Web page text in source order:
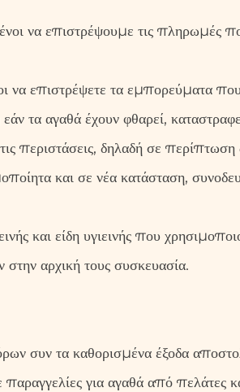
να επιστρέψουμε τις πληρωμές
επιστρέψετε τα εμπορεύματα
τα αγαθά έχουν φθαρεί,
περιστάσεις, δηλαδή σε
και σε νέα κατάσταση,
και είδη υγιεινής που
στην αρχική τους συσκευασία.
συν τα καθορισμένα έξοδα
για αγαθά από πελάτες